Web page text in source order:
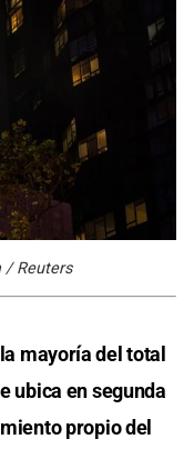
/ Reuters
mayoría del total
ubica en segunda
propio del